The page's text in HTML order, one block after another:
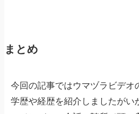
まとめ
今回の記事ではウマヅラビデオ
学歴や経歴を紹介しましたがい